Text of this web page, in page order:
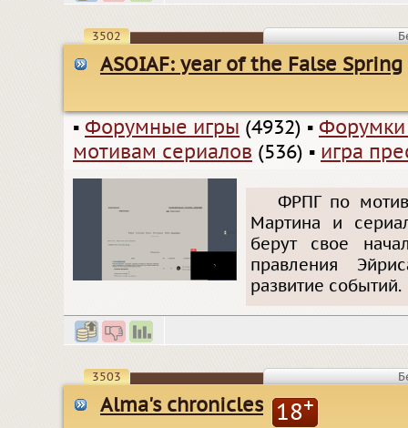
3502
ASOIAF: year of the False Spring
▪ Форумные игры (4932) ▪
мотивам сериалов (536) ▪ игра
ФРПГ по
Мартина и
берут свое
правления
развитие событий.
3503
Alma's chronicles 18+